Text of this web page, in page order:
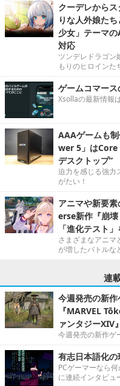
クーデレから
りな人外娘た
少女」テーマ
対応
ツンデレドラゴン
もりのヒロインた
ゲームコマー
Xsollaの最新情報
AAAゲームも
wer 5」はCore
デスクトップ”
迫力を感じる強力
がたい！
アニマや新要
erse新作『崩
「進化テスト
さまざまなアニマ
が増したバトルな
連
今週発売の新
『MARVEL
ァンタジーXIV
今週発売の新作ゲ
有志日本語化の
PCゲーマーなら
に連続インタビュ